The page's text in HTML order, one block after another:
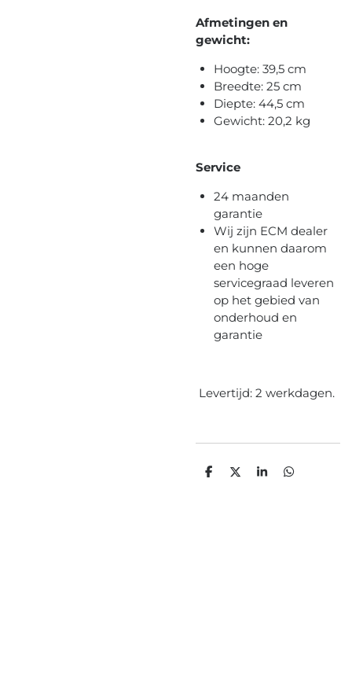
Afmetingen en
gewicht:
Hoogte: 39,5 cm
Breedte: 25 cm
Diepte: 44,5 cm
Gewicht: 20,2 kg
Service
24 maanden
garantie
Wij zijn ECM dealer
en kunnen daarom
een hoge
servicegraad leveren
op het gebied van
onderhoud en
garantie
Levertijd: 2 werkdagen.
D
D
S
D